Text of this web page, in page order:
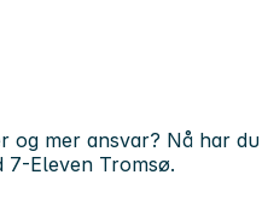
og mer ansvar? Nå har du
7-Eleven Tromsø.